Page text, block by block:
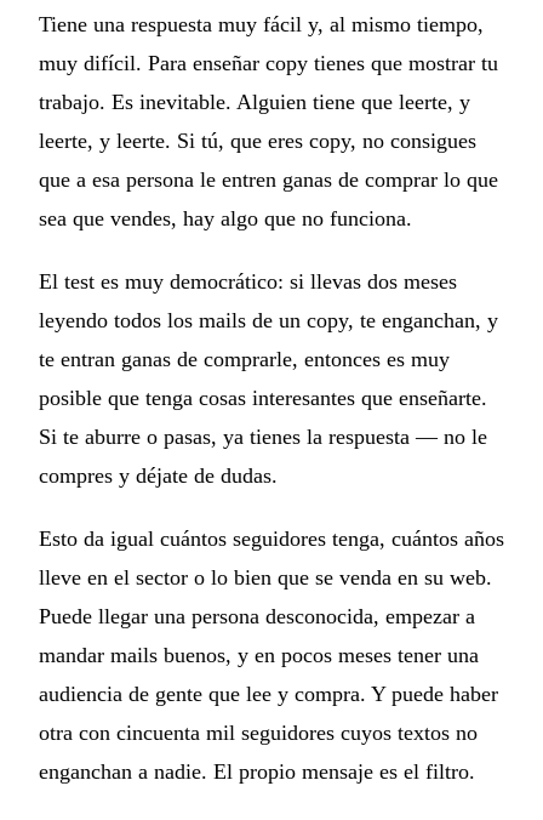
Tiene una respuesta muy fácil y, al mismo tiempo,
muy difícil. Para enseñar copy tienes que mostrar tu
trabajo. Es inevitable. Alguien tiene que leerte, y
leerte, y leerte. Si tú, que eres copy, no consigues
que a esa persona le entren ganas de comprar lo que
sea que vendes, hay algo que no funciona.
El test es muy democrático: si llevas dos meses
leyendo todos los mails de un copy, te enganchan, y
te entran ganas de comprarle, entonces es muy
posible que tenga cosas interesantes que enseñarte.
Si te aburre o pasas, ya tienes la respuesta — no le
compres y déjate de dudas.
Esto da igual cuántos seguidores tenga, cuántos años
lleve en el sector o lo bien que se venda en su web.
Puede llegar una persona desconocida, empezar a
mandar mails buenos, y en pocos meses tener una
audiencia de gente que lee y compra. Y puede haber
otra con cincuenta mil seguidores cuyos textos no
enganchan a nadie. El propio mensaje es el filtro.